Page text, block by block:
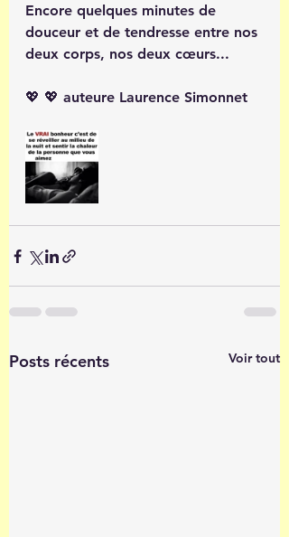
Encore quelques minutes de
douceur et de tendresse entre nos
deux corps, nos deux cœurs...
💖 💖 auteure Laurence Simonnet
Posts récents Voir tout